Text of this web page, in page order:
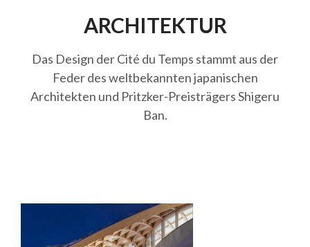
ARCHITEKTUR
Das Design der Cité du Temps stammt aus der
Feder des weltbekannten japanischen
Architekten und Pritzker-Preisträgers Shigeru
Ban.